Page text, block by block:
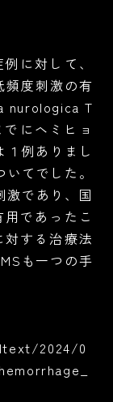
に対して、
度刺激の有
nurologica T
にヘミヒョ
１例ありまし
てでした。
激であり、国
であったこ
する治療法
も一つの手
2024/0